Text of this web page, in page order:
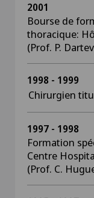
2001
Bourse de
thoracique:
(Prof. P.
1998 - 1999
Chirurgien
1997 - 1998
Formation
Centre
(Prof. C.